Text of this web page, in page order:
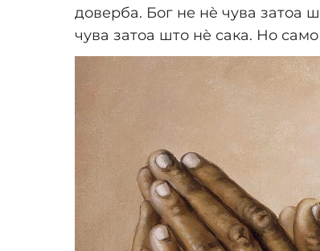
доверба. Бог не нè чува затоа
чува затоа што нè сака. Но